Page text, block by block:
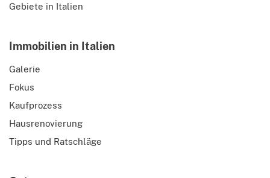
Gebiete in Italien
Immobilien in Italien
Galerie
Fokus
Kaufprozess
Hausrenovierung
Tipps und Ratschläge